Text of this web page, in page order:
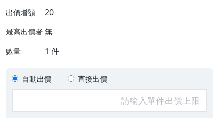
出價增額 20
最高出價者 無
數量 1 件
自動出價 直接出價